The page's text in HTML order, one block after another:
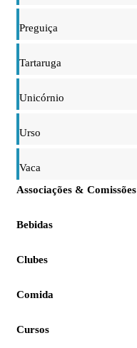
Preguiça
Tartaruga
Unicórnio
Urso
Vaca
Associações & Comissões
Bebidas
Clubes
Comida
Cursos